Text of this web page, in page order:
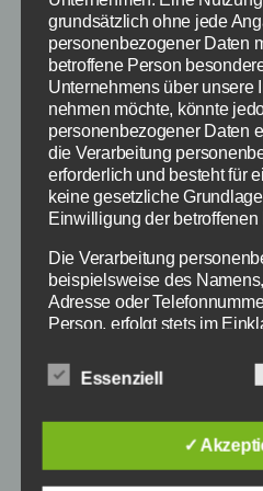
Empire - Bildquelle:
Mit dem US-Serienhit
Immer Mittwochs um
Sender eine neue Folge,
Kampf im
grundsätzlich ohne jede
personenbezogener Daten
betroffene Person
Unternehmens über unsere
nehmen möchte, könnte
personenbezogener Daten
die Verarbeitung
erforderlich und besteht für
keine gesetzliche
Einwilligung der betroffenen
Die Verarbeitung
beispielsweise des
Adresse oder
Person, erfolgt stets im
Übereinstimmung mit den für
landesspezifischen
Unternehmen die
Zweck der von uns
Essenziell
✓